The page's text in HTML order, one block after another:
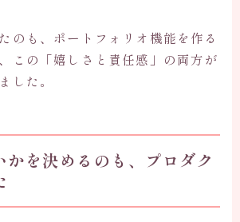
のも、ポートフォリオ機能を作る
この「嬉しさと責任感」の両方が
した。
かを決めるのも、プロダク